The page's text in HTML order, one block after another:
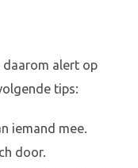
daarom alert op
tips:
iemand mee.
door.